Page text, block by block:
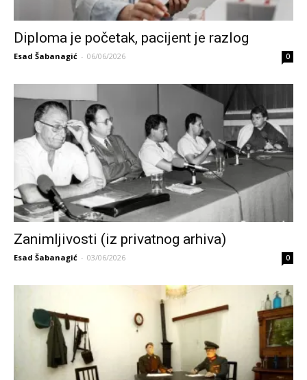
Diploma je početak, pacijent je razlog
Esad Šabanagić - 06/06/2026 0
Zanimljivosti (iz privatnog arhiva)
Esad Šabanagić - 03/06/2026 0